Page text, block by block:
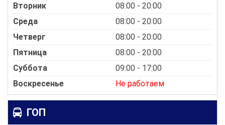
Вторник
08:00 - 20:00
Среда
08:00 - 20:00
Четверг
08:00 - 20:00
Пятница
08:00 - 20:00
Суббота
09:00 - 17:00
Воскресенье
Не работаем
ГОП